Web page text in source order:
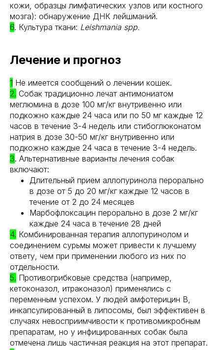
кожи, образцы лимфатических узлов или костного
мозга): обнаружение ДНК лейшманий.
6. Культура ткани: Leishmania spp.
Лечение и прогноз
1 Не имеется сообщений о лечении кошек.
2. Собак традиционно лечат антимониатом
меглюмина в дозе 100 мг/кг внутривенно или
подкожно каждые 24 часа или по 50 мг каждые 12
часов в течение 3-4 недель или стибоглюконатом
натрия в дозе 30-50 мг/кг внутривенно или
подкожно каждые 24 часа в течение 3-4 недель.
3. Альтернативные варианты лечения собак
включают:
Длительный прием аллопуринола перорально
в дозе от 5 до 20 мг/кг каждые 12 часов в
течение от 2 до 24 месяцев
Марбофлоксацин перорально в дозе 2 мг/кг
каждые 24 часа в течение 28 дней
4. Комбинированная терапия аллопуринолом и
соединением сурьмы может привести к лучшему
ответу, чем при применении любого из них по
отдельности.
5. Противогрибковые средства (например,
кетоконазол, итраконазол) применялись с
переменным успехом. У людей амфотерицин В,
инкапсулированный в липосомы, был эффективен в
случаях невосприимчивости к противомикробным
препаратам, но у инфицированных собак была
отмечена лишь частичная реакция на этот препарат.